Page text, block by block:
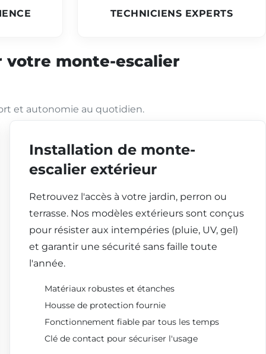
TECHNICIENS EXPERTS
monte-escalier
et autonomie au quotidien.
Installation de monte-
escalier extérieur
Retrouvez l'accès à votre jardin, perron ou
terrasse. Nos modèles extérieurs sont conçus
pour résister aux intempéries (pluie, UV, gel)
et garantir une sécurité sans faille toute
l'année.
Matériaux robustes et étanches
Housse de protection fournie
Fonctionnement fiable par tous les temps
Clé de contact pour sécuriser l'usage